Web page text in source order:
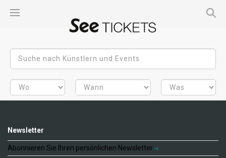
Newsletter
Abonnieren Sie Ihren persönlichen Newsletter